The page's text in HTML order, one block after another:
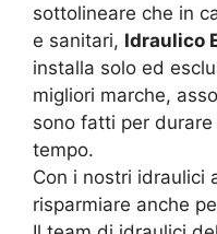
sottolineare che in
e sanitari, Idraulico
installa solo ed
migliori marche,
sono fatti per
tempo.
Con i nostri idraulici
risparmiare anche